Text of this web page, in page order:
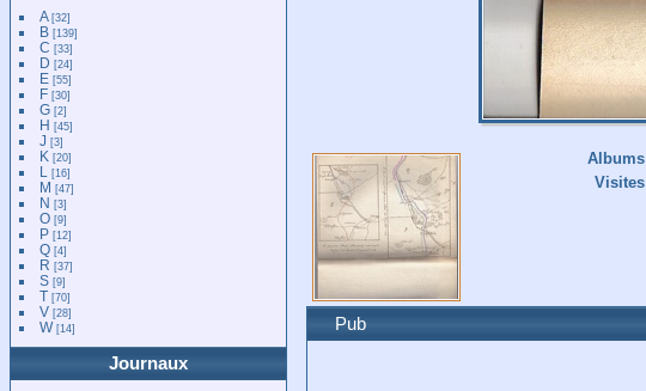
A [32]
B [139]
C [33]
D [24]
E [55]
F [30]
G [2]
H [45]
J [3]
K [20]
L [16]
M [47]
N [3]
O [9]
P [12]
Q [4]
R [37]
S [9]
T [70]
V [28]
W [14]
Journaux
Albums
Visites
Pub